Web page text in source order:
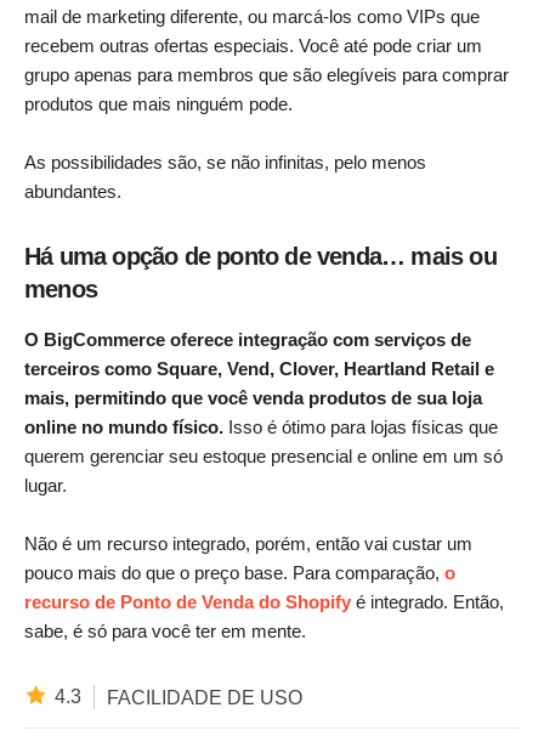
mail de marketing diferente, ou marcá-los como VIPs que
recebem outras ofertas especiais. Você até pode criar um
grupo apenas para membros que são elegíveis para comprar
produtos que mais ninguém pode.
As possibilidades são, se não infinitas, pelo menos
abundantes.
Há uma opção de ponto de venda… mais ou
menos
O BigCommerce oferece integração com serviços de
terceiros como Square, Vend, Clover, Heartland Retail e
mais, permitindo que você venda produtos de sua loja
online no mundo físico. Isso é ótimo para lojas físicas que
querem gerenciar seu estoque presencial e online em um só
lugar.
Não é um recurso integrado, porém, então vai custar um
pouco mais do que o preço base. Para comparação, o
recurso de Ponto de Venda do Shopify é integrado. Então,
sabe, é só para você ter em mente.
4.3 FACILIDADE DE USO